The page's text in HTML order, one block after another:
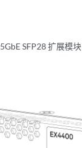
SFP28 扩展模块